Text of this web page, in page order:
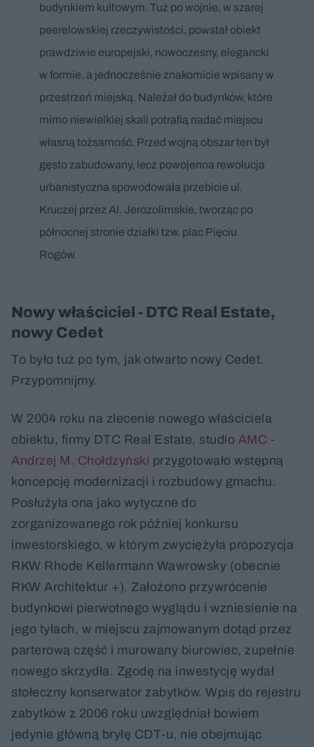
budynkiem kultowym. Tuż po wojnie, w szarej
peerelowskiej rzeczywistości, powstał obiekt
prawdziwie europejski, nowoczesny, elegancki
w formie, a jednocześnie znakomicie wpisany w
przestrzeń miejską. Należał do budynków, które
mimo niewielkiej skali potrafią nadać miejscu
własną tożsamość. Przed wojną obszar ten był
gęsto zabudowany, lecz powojenna rewolucja
urbanistyczna spowodowała przebicie ul.
Kruczej przez Al. Jerozolimskie, tworząc po
północnej stronie działki tzw. plac Pięciu
Rogów.
Nowy właściciel - DTC Real Estate,
nowy Cedet
To było tuż po tym, jak otwarto nowy Cedet.
Przypomnijmy.
W 2004 roku na zlecenie nowego właściciela
obiektu, firmy DTC Real Estate, studio AMC -
Andrzej M. Chołdzyński przygotowało wstępną
koncepcję modernizacji i rozbudowy gmachu.
Posłużyła ona jako wytyczne do
zorganizowanego rok później konkursu
inwestorskiego, w którym zwyciężyła propozycja
RKW Rhode Kellermann Wawrowsky (obecnie
RKW Architektur +). Założono przywrócenie
budynkowi pierwotnego wyglądu i wzniesienie na
jego tyłach, w miejscu zajmowanym dotąd przez
parterową część i murowany biurowiec, zupełnie
nowego skrzydła. Zgodę na inwestycję wydał
stołeczny konserwator zabytków. Wpis do rejestru
zabytków z 2006 roku uwzględniał bowiem
jedynie główną bryłę CDT-u, nie obejmując